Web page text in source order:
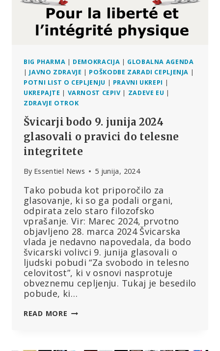
BIG PHARMA | DEMOKRACIJA | GLOBALNA AGENDA
| JAVNO ZDRAVJE | POŠKODBE ZARADI CEPLJENJA |
POTNI LIST O CEPLJENJU | PRAVNI UKREPI |
UKREPAJTE | VARNOST CEPIV | ZADEVE EU |
ZDRAVJE OTROK
Švicarji bodo 9. junija 2024
glasovali o pravici do telesne
integritete
By Essentiel News 5 junija, 2024
Tako pobuda kot priporočilo za
glasovanje, ki so ga podali organi,
odpirata zelo staro filozofsko
vprašanje. Vir: Marec 2024, prvotno
objavljeno 28. marca 2024 Švicarska
vlada je nedavno napovedala, da bodo
švicarski volivci 9. junija glasovali o
ljudski pobudi “Za svobodo in telesno
celovitost”, ki v osnovi nasprotuje
obveznemu cepljenju. Tukaj je besedilo
pobude, ki…
READ MORE ŠVICARJI